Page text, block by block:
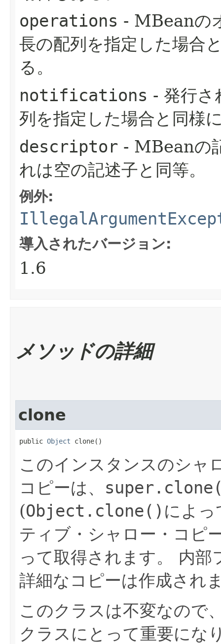
operations - MBeanの
長の配列を指定した場合
る。
notifications - 発行さ
列を指定した場合と同様
descriptor - MBeanの
れは空の記述子と同等。
例外:
導入されたバージョン:
1.6
メソッドの詳細
clone
public Object clone()
このインスタンスのシャ
コピーは、
(Object.clone() によ
ティブ・シャロー・コピ
って取得されます。
内部
詳細なコピーは作成され
このクラスは不変なので
クラスにとって重要にな